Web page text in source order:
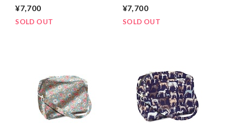
insulin bag【受注予約】★
lovely cat ★《マルチな持っ
¥7,700
SOLD OUT
insulin bag【受注予約】★
BLACK UNICORN ★《マル
¥7,700
SOLD OUT